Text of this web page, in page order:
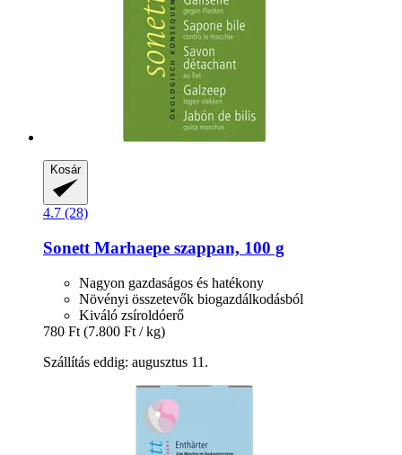
Kosár
4.7 (28)
Sonett Marhaepe szappan, 100 g
Nagyon gazdaságos és hatékony
Növényi összetevők biogazdálkodásból
Kiváló zsíroldóerő
780 Ft (7.800 Ft / kg)
Szállítás eddig: augusztus 11.